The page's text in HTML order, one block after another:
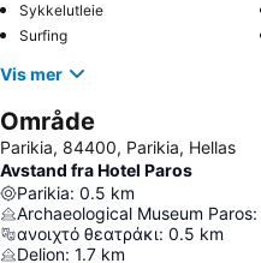
Sykkelutleie
Surfing
Vis mer
Område
Parikia, 84400, Parikia, Hellas
Avstand fra Hotel Paros
Parikia: 0.5 km
Archaeological Museum Paros:
ανοιχτό θεατράκι: 0.5 km
Delion: 1.7 km